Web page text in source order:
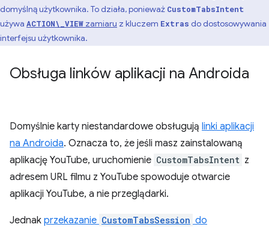
domyślną użytkownika. To działa, ponieważ CustomTabsIntent
używa ACTION\_VIEW zamiaru z kluczem Extras do dostosowywania
interfejsu użytkownika.
Obsługa linków aplikacji na Androida
Domyślnie karty niestandardowe obsługują linki aplikacji
na Androida. Oznacza to, że jeśli masz zainstalowaną
aplikację YouTube, uruchomienie CustomTabsIntent z
adresem URL filmu z YouTube spowoduje otwarcie
aplikacji YouTube, a nie przeglądarki.
Jednak przekazanie CustomTabsSession do